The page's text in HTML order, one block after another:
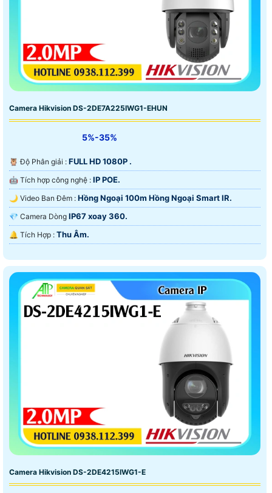
Camera Hikvision DS-2DE7A225IWG1-EHUN
5%-35%
🦉 Độ Phân giải : FULL HD 1080P .
🤖️ Tích hợp công nghệ : IP POE.
🌙 Video Ban Đêm : Hồng Ngoại 100m Hồng Ngoại Smart IR.
💎 Camera Dòng IP67 xoay 360.
️🔔 Tích Hợp : Thu Âm.
Camera Hikvision DS-2DE4215IWG1-E